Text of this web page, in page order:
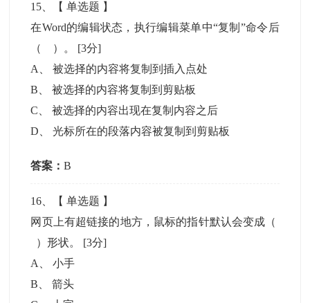
15 、【单选题 】
在Word的编辑状态，执行编辑菜单中“复制”命令后
（ ）。 [3分]
A
、被选择的内容将复制到插入点处
B 、被选择的内容将复制到剪贴板
C 、被选择的内容出现在复制内容之后
D 、光标所在的段落内容被复制到剪贴板
答案：B
16 、【单选题 】
网页上有超链接的地方，鼠标的指针默认会变成（
）形状。 [3分]
A
、小手
B 、箭头